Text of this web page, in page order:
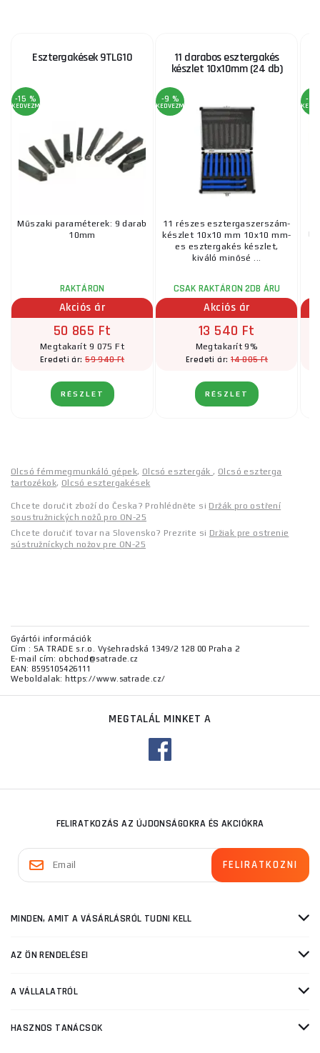
Esztergakések 9TLG10
-15 %
KEDVEZMÉNY
Műszaki paraméterek: 9 darab
10mm
RAKTÁRON
Akciós ár
50 865 Ft
Megtakarít 9 075 Ft
Eredeti ár:59 940 Ft
RÉSZLET
11 darabos esztergakés
készlet 10x10mm (24 db)
-9 %
KEDVEZMÉNY
11 részes esztergaszerszám-
készlet 10x10 mm 10x10 mm-
es esztergakés készlet,
kiváló minősé ...
CSAK RAKTÁRON 2DB ÁRU
Akciós ár
13 540 Ft
Megtakarít 9%
Eredeti ár:14 805 Ft
RÉSZLET
-4
Olcsó fémmegmunkáló gépek, Olcsó esztergák, Olcsó eszterga
tartozékok, Olcsó esztergakések
Chcete doručit zboží do Česka? Prohlédněte si Držák pro ostření
soustružnických nožů pro ON-25
Chcete doručiť tovar na Slovensko? Prezrite si Držiak pre ostrenie
sústružníckych nožov pre ON-25
Gyártói információk
Cím : SA TRADE s.r.o. Vyšehradská 1349/2 128 00 Praha 2
E-mail cím: obchod@satrade.cz
EAN: 8595105426111
Weboldalak: https://www.satrade.cz/
MEGTALÁL MINKET A
FELIRATKOZÁS AZ ÚJDONSÁGOKRA ÉS AKCIÓKRA
MINDEN, AMIT A VÁSÁRLÁSRÓL TUDNI KELL
AZ ÖN RENDELÉSEI
A VÁLLALATRÓL
HASZNOS TANÁCSOK